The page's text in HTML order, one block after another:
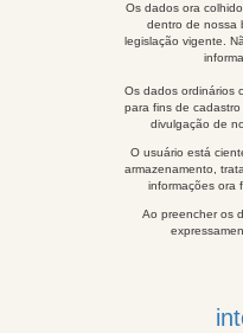
Os dados ora
dentro de nossa
legislação vigente.
Os dados ordinários
para fins de
divulgação de
O usuário está
armazenamento,
informações ora
Ao preencher os